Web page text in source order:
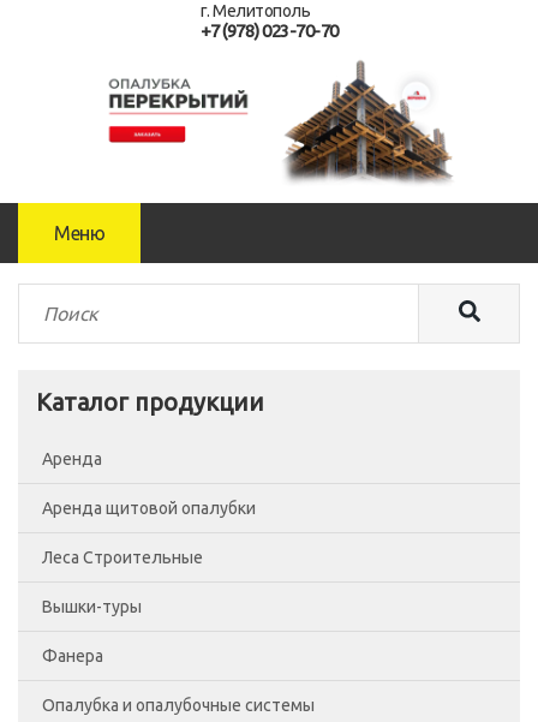
г. Мелитополь
+7 (978) 023-70-70
Меню
Каталог продукции
Аренда
Аренда щитовой опалубки
Леса Строительные
Леса рамные
Помосты
Сетка фасадная
Вышки-туры
Вышка-тура ВСП-250/0.7
Вышка-тура ВСП-250/1.2
Фанера
Фанера Россия
Опалубка и опалубочные системы